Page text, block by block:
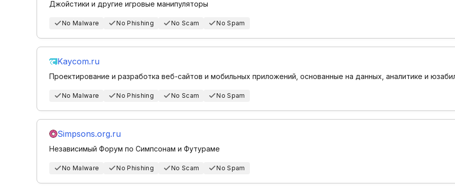
Джойстики и другие игровые манипуляторы
No Malware No Phishing No Scam No Spam
Kaycom.ru
Проектирование и разработка веб-сайтов и мобильных приложений, основанные на данных, аналитике и
No Malware No Phishing No Scam No Spam
Simpsons.org.ru
Независимый Форум по Симпсонам и Футураме
No Malware No Phishing No Scam No Spam